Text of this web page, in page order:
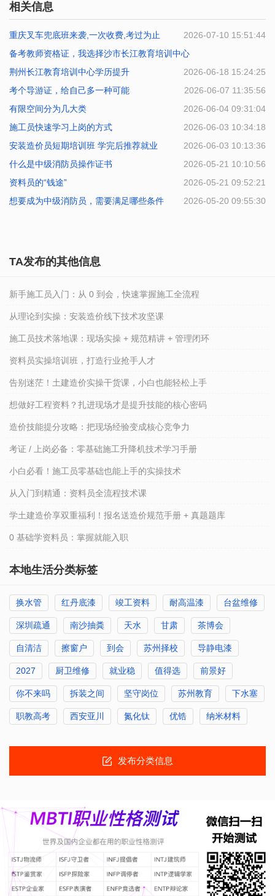
相关信息
重庆叉车兜底班来袭,一次收费,考过为止
2026-07-10 15:51:44
备考教师资格证，我选择沙市长江教育培训中心
2026-06-29 14:57:22
荆州长江教育培训中心学历提升
2026-06-18 15:24:25
考个导游证，给自己多一种可能
2026-06-07 11:35:56
有限空间分为几大类
2026-06-04 09:31:04
施工员快速学习上岗的方式
2026-06-03 10:34:18
安装造价员短期培训班 学完后推荐就业
2026-06-03 10:13:36
什么是中级消防员操作证书
2026-05-21 10:10:56
资料员的“钱途”
2026-05-21 09:52:21
想要成为中级消防员，需要满足哪些条件
2026-05-20 09:55:30
TA发布的其他信息
新手施工员入门：从 0 到会，快速掌握施工全流程
从理论到实操：安装造价线下技术攻坚课
施工员技术落地课：现场实操 + 规范精讲 + 管理闭环
资料员实操培训班，打造行业抢手人才
告别迷茫！土建造价实操干货课，小白也能轻松上手
想做好工程资料？扎进现场才是提升技能的核心密码
造价技能提分攻略：把现场经验变成核心竞争力
考证 / 上岗必备：零基础施工升降机技术学习手册
小白必看！施工员零基础也能上手的实操技术
从入门到精通：资料员全流程技术课
学土建造价享双重福利！报名送造价规范手册 + 真题题库
0 基础学资料员：掌握就能入职
本地生活分类标签
换水管 红丹底漆 竣工资料 耐高温漆 台盆维修
深圳疏通 南沙抽粪 天水 甘肃 茶博会
自清洁 擦窗户 到会 苏州择校 导静电漆
2027 厨卫维修 就业稳 值得选 前景好
你不来吗 拆装之间 坚守岗位 苏州教育 下水塞
职教高考 西安亚川 氮化钛 优锆 纳米材料
发布分类信息